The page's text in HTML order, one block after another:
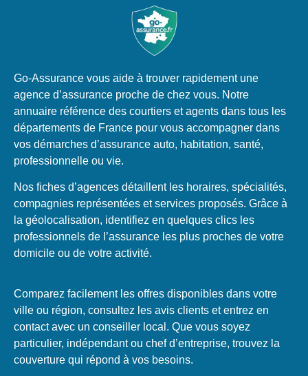
Go-Assurance vous aide à trouver rapidement une
agence d’assurance proche de chez vous. Notre
annuaire référence des courtiers et agents dans tous les
départements de France pour vous accompagner dans
vos démarches d’assurance auto, habitation, santé,
professionnelle ou vie.
Nos fiches d’agences détaillent les horaires, spécialités,
compagnies représentées et services proposés. Grâce à
la géolocalisation, identifiez en quelques clics les
professionnels de l’assurance les plus proches de votre
domicile ou de votre activité.
Comparez facilement les offres disponibles dans votre
ville ou région, consultez les avis clients et entrez en
contact avec un conseiller local. Que vous soyez
particulier, indépendant ou chef d’entreprise, trouvez la
couverture qui répond à vos besoins.